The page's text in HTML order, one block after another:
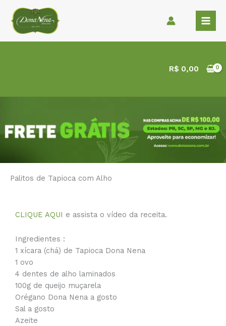
para
conteúdo
R$ 0,00
Palitos de Tapioca com Alho
CLIQUE AQUI e assista o vídeo da receita.
Ingredientes :
1 xícara (chá) de Tapioca Dona Nena
1 ovo
4 dentes de alho laminados
100g de queijo muçarela
Orégano Dona Nena a gosto
Sal a gosto
Azeite